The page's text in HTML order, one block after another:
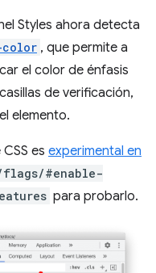
Styles ahora detecta
color , que permite a
el color de énfasis
de verificación,
elemento.
es experimental en
flags/#enable-
para probarlo.